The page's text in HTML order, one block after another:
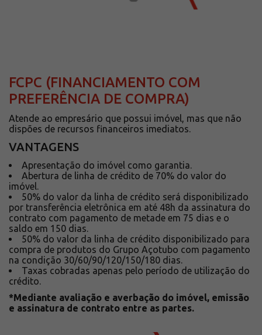
FCPC (FINANCIAMENTO COM
PREFERÊNCIA DE COMPRA)
Atende ao empresário que possui imóvel, mas que não
dispões de recursos financeiros imediatos.
VANTAGENS
Apresentação do imóvel como garantia.
Abertura de linha de crédito de 70% do valor do
imóvel.
50% do valor da linha de crédito será disponibilizado
por transferência eletrônica em até 48h da assinatura do
contrato com pagamento de metade em 75 dias e o
saldo em 150 dias.
50% do valor da linha de crédito disponibilizado para
compra de produtos do Grupo Açotubo com pagamento
na condição 30/60/90/120/150/180 dias.
Taxas cobradas apenas pelo período de utilização do
crédito.
*Mediante avaliação e averbação do imóvel, emissão
e assinatura de contrato entre as partes.